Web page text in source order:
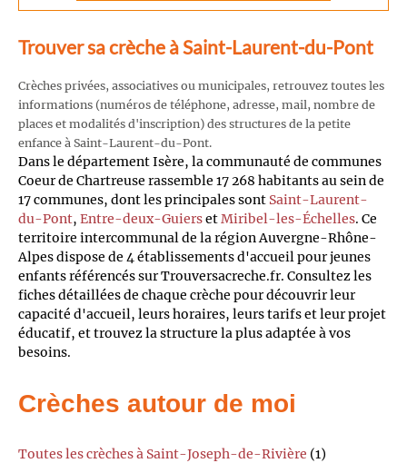
Trouver sa crèche à Saint-Laurent-du-Pont
Crèches privées, associatives ou municipales, retrouvez toutes les
informations (numéros de téléphone, adresse, mail, nombre de
places et modalités d'inscription) des structures de la petite
enfance à Saint-Laurent-du-Pont.
Dans le département Isère, la communauté de communes
Coeur de Chartreuse rassemble 17 268 habitants au sein de
17 communes, dont les principales sont Saint-Laurent-
du-Pont, Entre-deux-GuiersetMiribel-les-Échelles. Ce
territoire intercommunal de la région Auvergne-Rhône-
Alpes dispose de 4 établissements d'accueil pour jeunes
enfants référencés sur Trouversacreche.fr. Consultez les
fiches détaillées de chaque crèche pour découvrir leur
capacité d'accueil, leurs horaires, leurs tarifs et leur projet
éducatif, et trouvez la structure la plus adaptée à vos
besoins.
Crèches autour de moi
Toutes les crèches à Saint-Joseph-de-Rivière (1)